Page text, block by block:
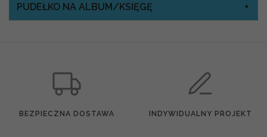
PUDEŁKO NA ALBUM/KSIĘGĘ
BEZPIECZNA DOSTAWA INDYWIDUALNY PROJEKT